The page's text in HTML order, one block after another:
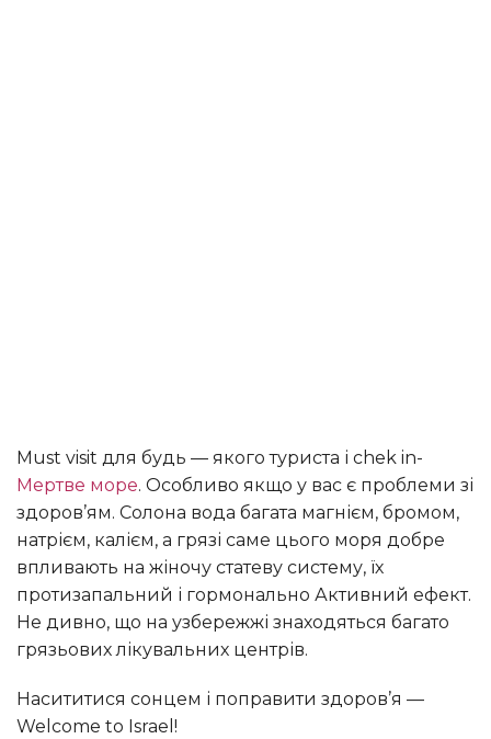
Must visit для будь — якого туриста і chek in-
Мертве море. Особливо якщо у вас є проблеми зі
здоров’ям. Солона вода багата магнієм, бромом,
натрієм, калієм, а грязі саме цього моря добре
впливають на жіночу статеву систему, їх
протизапальний і гормонально Активний ефект.
Не дивно, що на узбережжі знаходяться багато
грязьових лікувальних центрів.
насититися сонцем і поправити здоров’я —
Welcome to Israel!